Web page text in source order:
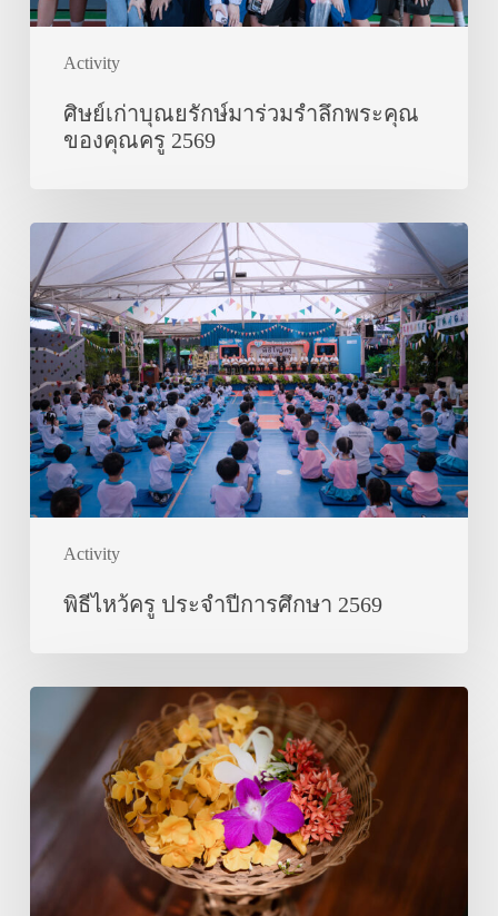
Activity
2569
ศิษย์เก่าบุณยรักษ์มาร่วมรำลึกพระคุณ
ของคุณครู 2569
Activity
ไหว้
ครู
ประจำ
ปี
การ
ศึกษา
2569
พิธีไหว้ครู ประจำปีการศึกษา 2569
แสดง
รำ
งาน
วัน
ไหว้